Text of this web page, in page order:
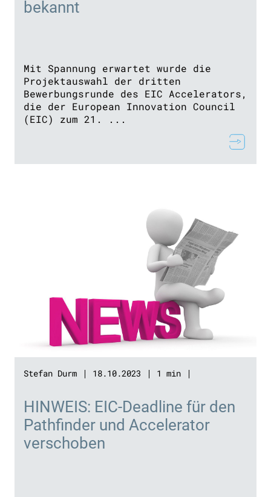
bekannt
Mit Spannung erwartet wurde die
Projektauswahl der dritten
Bewerbungsrunde des EIC Accelerators,
die der European Innovation Council
(EIC) zum 21. ...
Stefan Durm 18.10.2023 1 min
HINWEIS: EIC-Deadline für den
Pathfinder und Accelerator
verschoben